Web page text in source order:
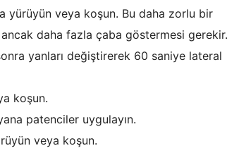
yürüyün veya koşun. Bu daha zorlu bir
ancak daha fazla çaba göstermesi gerekir.
yanları değiştirerek 60 saniye lateral
koşun.
patenciler uygulayın.
veya koşun.